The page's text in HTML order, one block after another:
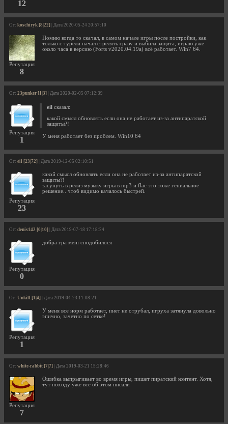
12
От: koschiryk [8|22] | Дата 2020-05-24 20:57:10
Репутация
8
Помню когда то скачал, в самом начале игры после постройки, как
только с турели начал стрелять сразу и выбила защита, играю уже
около часа в версию (Forts v2020.04.19a) всё работает. Win7 64.
От: 23punker [1|3] | Дата 2020-02-05 07:12:39
Репутация
1
eil сказал:
какой смысл обновлять если она не работает из-за антипаратской
защиты?!
У меня работает без проблем. Win10 64
От: eil [23|72] | Дата 2019-12-05 02:10:51
Репутация
23
какой смысл обновлять если она не работает из-за антипаратской
защиты?!
засунуть в релиз музыку игры в mp3 и flac это тоже гениальное
решение.. чтоб видимо качалось быстрей.
От: denis142 [0|10] | Дата 2019-07-18 17:18:24
Репутация
0
добра гра мені сподобилося
От: Unkill [1|4] | Дата 2019-04-23 11:08:21
Репутация
1
У меня все норм работает, инет не отрубал, игруха затянула довольно
эпично, зачетно по сетке!
От: white-rabbit [7|7] | Дата 2019-03-21 15:28:46
Репутация
7
Ошибка выпрыгивает во время игры, пишет пиратский контент. Хотя,
тут походу уже все об этом писали